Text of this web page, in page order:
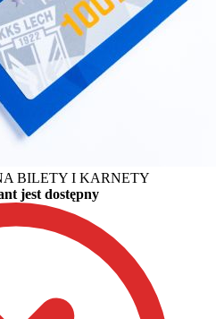
BILETY I KARNETY
jest dostępny